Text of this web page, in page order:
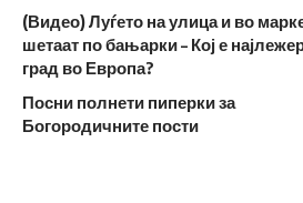
(Видео) Луѓето на улица и во
шетаат по бањарки – Кој е
град во Европа?
Посни полнети пиперки за
Богородичните пости